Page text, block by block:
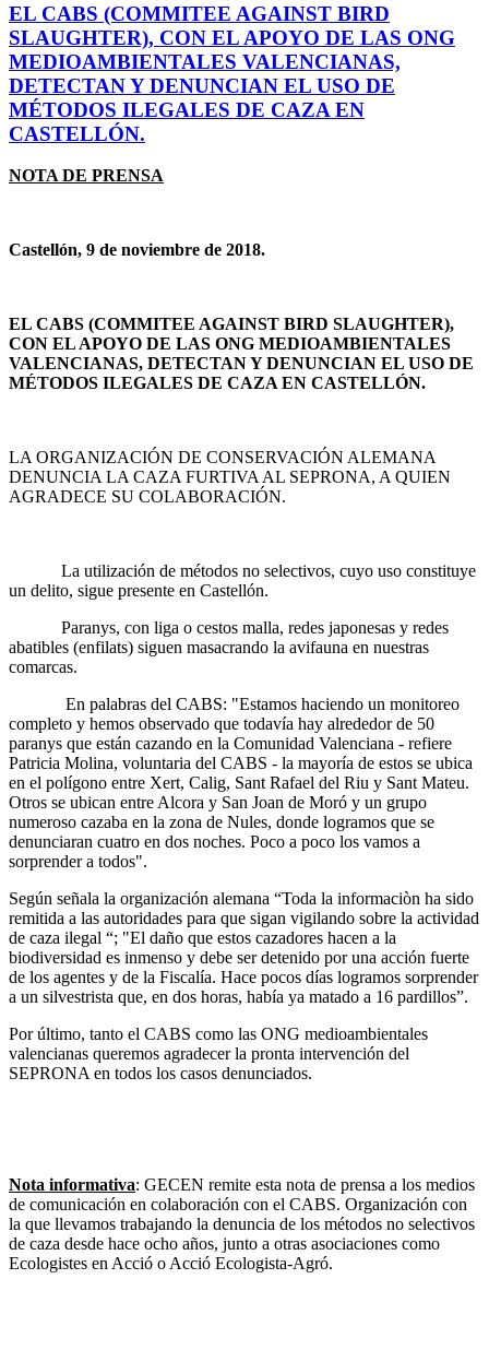
EL CABS (COMMITEE AGAINST BIRD
SLAUGHTER), CON EL APOYO DE LAS ONG
MEDIOAMBIENTALES VALENCIANAS,
DETECTAN Y DENUNCIAN EL USO DE
MÉTODOS ILEGALES DE CAZA EN
CASTELLÓN.
NOTA DE PRENSA
Castellón, 9 de noviembre de 2018.
EL CABS (COMMITEE AGAINST BIRD SLAUGHTER),
CON EL APOYO DE LAS ONG MEDIOAMBIENTALES
VALENCIANAS, DETECTAN Y DENUNCIAN EL USO DE
MÉTODOS ILEGALES DE CAZA EN CASTELLÓN.
LA ORGANIZACIÓN DE CONSERVACIÓN ALEMANA
DENUNCIA LA CAZA FURTIVA AL SEPRONA, A QUIEN
AGRADECE SU COLABORACIÓN.
La utilización de métodos no selectivos, cuyo uso constituye
un delito, sigue presente en Castellón.
Paranys, con liga o cestos malla, redes japonesas y redes
abatibles (enfilats) siguen masacrando la avifauna en nuestras
comarcas.
En palabras del CABS: "Estamos haciendo un monitoreo
completo y hemos observado que todavía hay alrededor de 50
paranys que están cazando en la Comunidad Valenciana - refiere
Patricia Molina, voluntaria del CABS - la mayoría de estos se ubica
en el polígono entre Xert, Calig, Sant Rafael del Riu y Sant Mateu.
Otros se ubican entre Alcora y San Joan de Moró y un grupo
numeroso cazaba en la zona de Nules, donde logramos que se
denunciaran cuatro en dos noches. Poco a poco los vamos a
sorprender a todos".
Según señala la organización alemana “Toda la informaciòn ha sido
remitida a las autoridades para que sigan vigilando sobre la actividad
de caza ilegal “; "El daño que estos cazadores hacen a la
biodiversidad es inmenso y debe ser detenido por una acción fuerte
de los agentes y de la Fiscalía. Hace pocos días logramos sorprender
a un silvestrista que, en dos horas, había ya matado a 16 pardillos”.
Por último, tanto el CABS como las ONG medioambientales
valencianas queremos agradecer la pronta intervención del
SEPRONA en todos los casos denunciados.
Nota informativa: GECEN remite esta nota de prensa a los medios
de comunicación en colaboración con el CABS. Organización con
la que llevamos trabajando la denuncia de los métodos no selectivos
de caza desde hace ocho años, junto a otras asociaciones como
Ecologistes en Acció o Acció Ecologista-Agró.